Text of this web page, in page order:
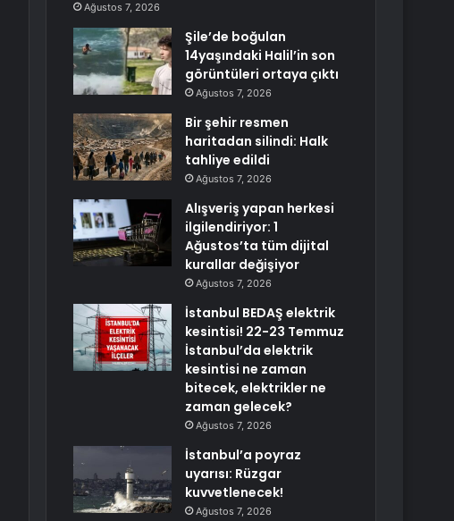
Ağustos 7, 2026
Şile’de boğulan
14yaşındaki Halil’in son
görüntüleri ortaya çıktı
Ağustos 7, 2026
Bir şehir resmen
haritadan silindi: Halk
tahliye edildi
Ağustos 7, 2026
Alışveriş yapan herkesi
ilgilendiriyor: 1
Ağustos’ta tüm dijital
kurallar değişiyor
Ağustos 7, 2026
İstanbul BEDAŞ elektrik
kesintisi! 22-23 Temmuz
İstanbul’da elektrik
kesintisi ne zaman
bitecek, elektrikler ne
zaman gelecek?
Ağustos 7, 2026
İstanbul’a poyraz
uyarısı: Rüzgar
kuvvetlenecek!
Ağustos 7, 2026